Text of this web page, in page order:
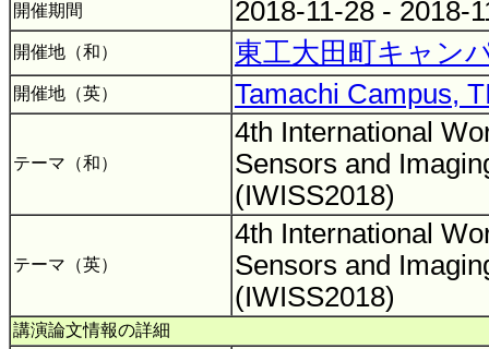
開催期間 2018-11-28 - 2018-
開催地（和） 東工大田町キャン
開催地（英） Tamachi Campus,
テーマ（和）
4th International
Sensors and
(IWISS2018)
テーマ（英）
4th International
Sensors and
(IWISS2018)
講演論文情報の詳細